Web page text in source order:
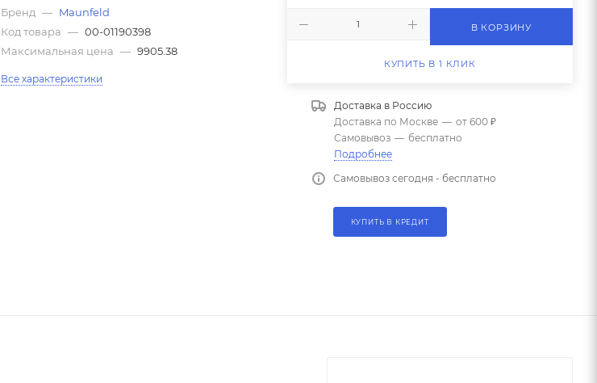
Бренд — Maunfeld
Код товара — 00-01190398
Максимальная цена — 9905.38
Все характеристики
В КОРЗИНУ
КУПИТЬ В 1 КЛИК
Доставка в Россию
Доставка по Москве — от 600 ₽
Самовывоз — бесплатно
Подробнее
Самовывоз сегодня - бесплатно
КУПИТЬ В КРЕДИТ